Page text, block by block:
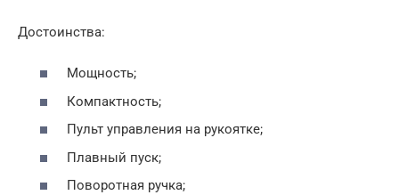
Достоинства:
Мощность;
Компактность;
Пульт управления на рукоятке;
Плавный пуск;
Поворотная ручка;